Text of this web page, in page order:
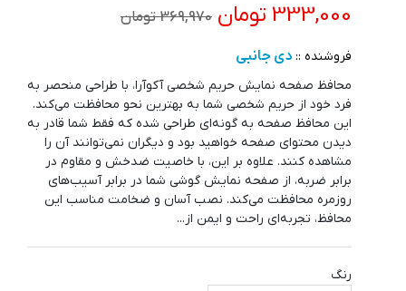
333,000 تومان 369,970 تومان
فروشنده :: دی جانبی
محافظ صفحه نمایش حریم شخصی آکوآرا، با طراحی منحصر به
فرد خود از حریم شخصی شما به بهترین نحو محافظت می‌کند.
این محافظ صفحه به گونه‌ای طراحی شده که فقط شما قادر به
دیدن محتوای صفحه خواهید بود و دیگران نمی‌توانند آن را
مشاهده کنند. علاوه بر این، با خاصیت ضدخش و مقاوم در
برابر ضربه، از صفحه نمایش گوشی شما در برابر آسیب‌های
روزمره محافظت می‌کند. نصب آسان و ضخامت مناسب این
محافظ، تجربه‌ای راحت و ایمن از...
رنگ